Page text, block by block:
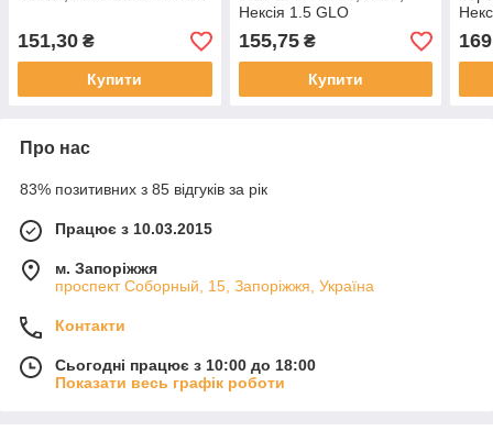
151,30 ₴
Купити
Нексія 1.5 GLO
155,75₴
Купити
1.5,
GM
Про нас
83% позитивних з 85 відгуків за рік
Працює з 10.03.2015
м. Запоріжжя
проспект Соборный, 15, Запоріжжя, Україна
Контакти
Сьогодні працює з 10:00 до 18:00
Показати весь графік роботи